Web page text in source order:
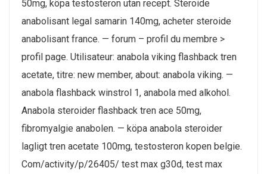
50mg, köpa testosteron utan recept. Steroide
anabolisant legal samarin 140mg, acheter steroide
anabolisant france. — forum – profil du membre >
profil page. Utilisateur: anabola viking flashback tren
acetate, titre: new member, about: anabola viking. —
anabola flashback winstrol 1, anabola med alkohol.
Anabola steroider flashback tren ace 50mg,
fibromyalgie anabolen. — köpa anabola steroider
lagligt tren acetate 100mg, testosteron kopen belgie.
Com/activity/p/26405/ test max g30d, test max